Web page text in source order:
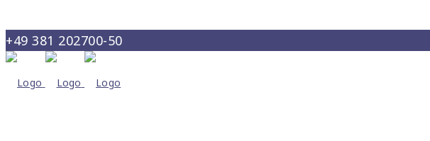
+49 381 202700-50
info@maris-consult.de